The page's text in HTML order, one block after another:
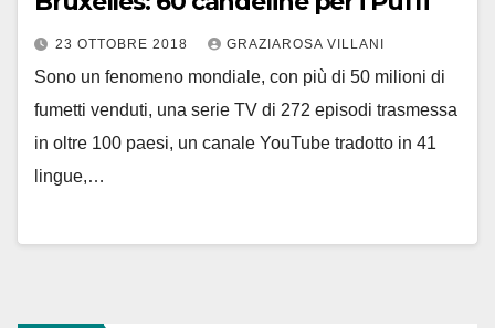
23 OTTOBRE 2018 GRAZIAROSA VILLANI
Sono un fenomeno mondiale, con più di 50 milioni di
fumetti venduti, una serie TV di 272 episodi trasmessa
in oltre 100 paesi, un canale YouTube tradotto in 41
lingue,…